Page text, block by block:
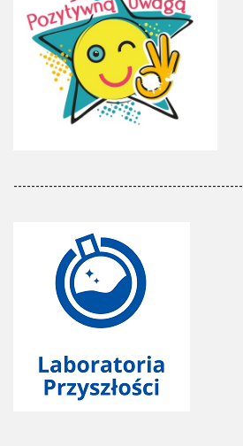
----------------------------------------------------